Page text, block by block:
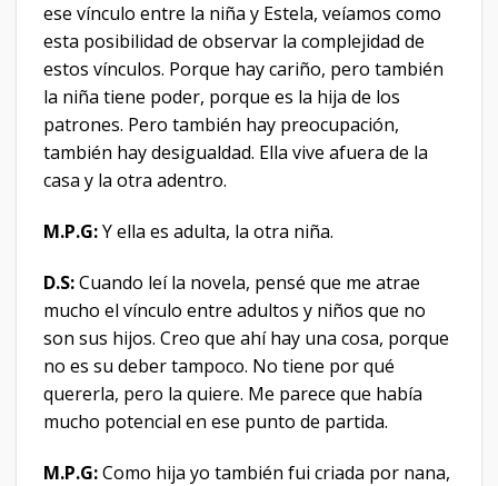
ese vínculo entre la niña y Estela, veíamos como
esta posibilidad de observar la complejidad de
estos vínculos. Porque hay cariño, pero también
la niña tiene poder, porque es la hija de los
patrones. Pero también hay preocupación,
también hay desigualdad. Ella vive afuera de la
casa y la otra adentro.
M.P.G:Y ella es adulta, la otra niña.
D.S:Cuando leí la novela, pensé que me atrae
mucho el vínculo entre adultos y niños que no
son sus hijos. Creo que ahí hay una cosa, porque
no es su deber tampoco. No tiene por qué
quererla, pero la quiere. Me parece que había
mucho potencial en ese punto de partida.
M.P.G:Como hija yo también fui criada por nana,